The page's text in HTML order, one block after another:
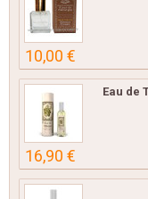
10,00 €
Eau de
16,90 €